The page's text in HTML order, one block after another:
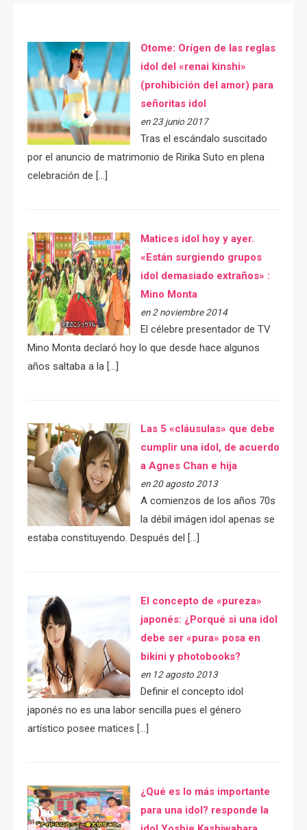
Otome: Orígen de las reglas
idol del «renai kinshi»
(prohibición del amor) para
señoritas idol
en 23 junio 2017
Tras el escándalo suscitado
por el anuncio de matrimonio de Ririka Suto en plena
celebración de […]
Matices idol hoy y ayer.
«Están surgiendo grupos
idol demasiado extraños» :
Mino Monta
en 2 noviembre 2014
El célebre presentador de TV
Mino Monta declaró hoy lo que desde hace algunos
años saltaba a la […]
Las 5 «cláusulas» que debe
cumplir una idol, de acuerdo
a Agnes Chan e hija
en 20 agosto 2013
A comienzos de los años 70s
la débil imágen idol apenas se
estaba constituyendo. Después del […]
El concepto de «pureza»
japonés: ¿Porqué si una idol
debe ser «pura» posa en
bikini y photobooks?
en 12 agosto 2013
Definir el concepto idol
japonés no es una labor sencilla pues el género
artístico posee matices […]
¿Qué es lo más importante
para una idol? responde la